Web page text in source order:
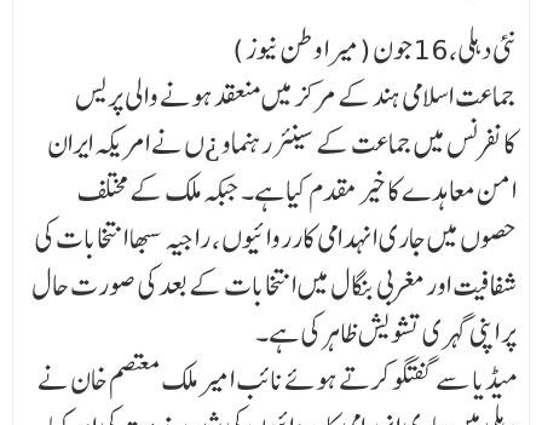
نئی دہلی،16جون (میرا وطن نیوز )
جماعت اسلامی ہند کے مرکز میں منعقد ہونے والی پریس
کانفرنس میں جماعت کے سینئر رہنماو ¿ں نے امریکہ ایران
امن معاہدے کا خیر مقدم کیا ہے۔ جبکہ ملک کے مختلف
حصوں میں جاری انہدامی کارروا ئیوں ، راجیہ سبھا انتخابات کی
شفافیت اور مغربی بنگال میں انتخابات کے بعد کی صورت حال
پر اپنی گہر ی تشویش ظاہر کی ہے۔
میڈیا سے گفتگو کرتے ہوئے نائب امیر ملک معتصم خان نے